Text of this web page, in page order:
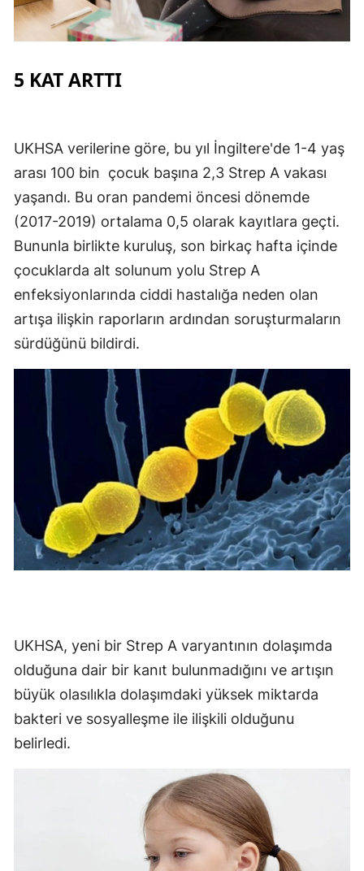
Nevşehir
Samsun
Siirt
Sinop
Sivas
Tekirdağ
Trabzon
Tunceli
Şanlıurfa
Van
Yozgat
Zonguldak
Bayburt
Karaman
Kırıkkale
Bartın
Ardahan
5 KAT ARTTI
UKHSA verilerine göre, bu yıl İngiltere'de 1-4 yaş
arası 100 bin çocuk başına 2,3 Strep A vakası
yaşandı. Bu oran pandemi öncesi dönemde
(2017-2019) ortalama 0,5 olarak kayıtlara geçti.
Bununla birlikte kuruluş, son birkaç hafta içinde
çocuklarda alt solunum yolu Strep A
enfeksiyonlarında ciddi hastalığa neden olan
artışa ilişkin raporların ardından soruşturmaların
sürdüğünü bildirdi.
UKHSA, yeni bir Strep A varyantının dolaşımda
olduğuna dair bir kanıt bulunmadığını ve artışın
büyük olasılıkla dolaşımdaki yüksek miktarda
bakteri ve sosyalleşme ile ilişkili olduğunu
belirledi.